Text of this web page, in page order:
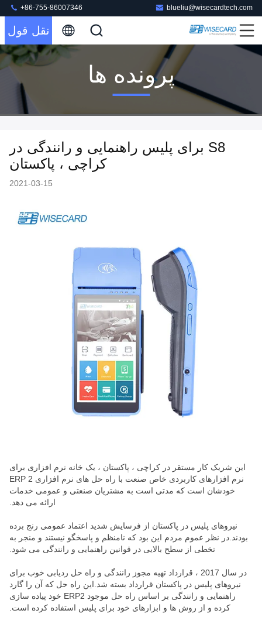
blueliu@wisecardtech.com
+86-755-86007346
نقل قول
پرونده ها
S8 برای پلیس راهنمایی و رانندگی در
کراچی ، پاکستان
2021-03-15
این شریک کار مستقر در کراچی ، پاکستان ، یک خانه نرم افزاری برای
نرم افزارهای کاربردی خاص صنعت با راه حل های نرم افزاری ERP 2
خودشان است که مدتی است به مشتریان صنعتی و عمومی خدمات
ارائه می دهد.
نیروهای پلیس در پاکستان از فرسایش شدید اعتماد عمومی رنج برده
بودند.در نظر عموم مردم این بود که نامنظم و پاسخگو نیستند و منجر به
تخطی از سطح بالایی در قوانین راهنمایی و رانندگی می شود.
در سال 2017 ، قرارداد تهیه مجوز رانندگی و راه حل ردیابی خوب برای
نیروهای پلیس در پاکستان قرارداد بسته شد.این راه حل که آن را گارد
راهنمایی و رانندگی بر اساس راه حل موجود ERP2 خود پیاده سازی
کرده و از روش ها و ابزارهای خود برای پلیس استفاده کرده است.